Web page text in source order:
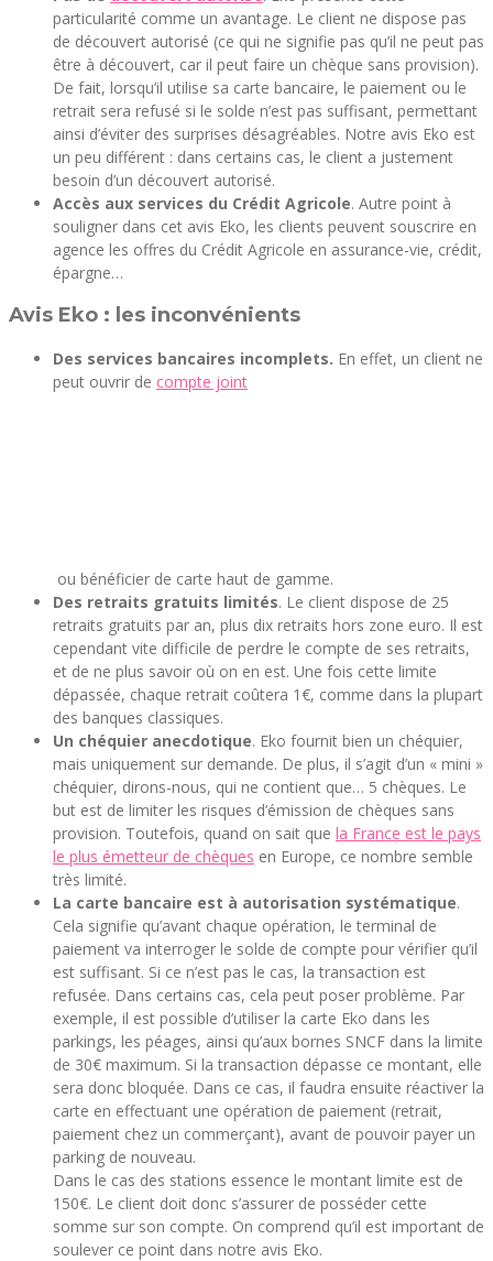
particularité comme un avantage. Le client ne dispose pas
de découvert autorisé (ce qui ne signifie pas qu’il ne peut pas
être à découvert, car il peut faire un chèque sans provision).
De fait, lorsqu’il utilise sa carte bancaire, le paiement ou le
retrait sera refusé si le solde n’est pas suffisant, permettant
ainsi d’éviter des surprises désagréables. Notre avis Eko est
un peu différent : dans certains cas, le client a justement
besoin d’un découvert autorisé.
Accès aux services du Crédit Agricole. Autre point à
souligner dans cet avis Eko, les clients peuvent souscrire en
agence les offres du Crédit Agricole en assurance-vie, crédit,
épargne…
Avis Eko : les inconvénients
Des services bancaires incomplets. En effet, un client ne
peut ouvrir de compte joint
ou bénéficier de carte haut de gamme.
Des retraits gratuits limités. Le client dispose de 25
retraits gratuits par an, plus dix retraits hors zone euro. Il est
cependant vite difficile de perdre le compte de ses retraits,
et de ne plus savoir où on en est. Une fois cette limite
dépassée, chaque retrait coûtera 1€, comme dans la plupart
des banques classiques.
Un chéquier anecdotique. Eko fournit bien un chéquier,
mais uniquement sur demande. De plus, il s’agit d’un « mini »
chéquier, dirons-nous, qui ne contient que… 5 chèques. Le
but est de limiter les risques d’émission de chèques sans
provision. Toutefois, quand on sait que la France est le pays
le plus émetteur de chèques en Europe, ce nombre semble
très limité.
La carte bancaire est à autorisation systématique.
Cela signifie qu’avant chaque opération, le terminal de
paiement va interroger le solde de compte pour vérifier qu’il
est suffisant. Si ce n’est pas le cas, la transaction est
refusée. Dans certains cas, cela peut poser problème. Par
exemple, il est possible d’utiliser la carte Eko dans les
parkings, les péages, ainsi qu’aux bornes SNCF dans la limite
de 30€ maximum. Si la transaction dépasse ce montant, elle
sera donc bloquée. Dans ce cas, il faudra ensuite réactiver la
carte en effectuant une opération de paiement (retrait,
paiement chez un commerçant), avant de pouvoir payer un
parking de nouveau.
Dans le cas des stations essence le montant limite est de
150€. Le client doit donc s’assurer de posséder cette
somme sur son compte. On comprend qu’il est important de
soulever ce point dans notre avis Eko.